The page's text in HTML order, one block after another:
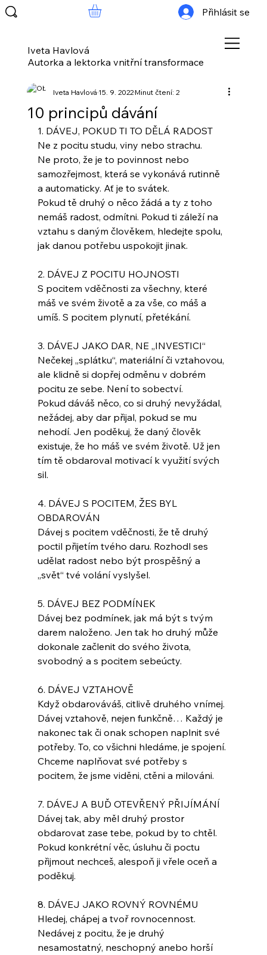
Iveta Havlová
Autorka a lektorka vnitřní transformace
Přihlásit se
10 principů dávání
Iveta Havlová15. 9. 2022Minut čtení: 2
1. DÁVEJ, POKUD TI TO DĚLÁ RADOST
Ne z pocitu studu, viny nebo strachu.
Ne proto, že je to povinnost nebo
samozřejmost, která se vykonává rutinně
a automaticky. Ať je to svátek.
Pokud tě druhý o něco žádá a ty z toho
nemáš radost, odmítni. Pokud ti záleží na
vztahu s daným člověkem, hledejte spolu,
jak danou potřebu uspokojit jinak.
2. DÁVEJ Z POCITU HOJNOSTI
S pocitem vděčnosti za všechny, které
máš ve svém životě a za vše, co máš a
umíš. S pocitem plynutí, přetékání.
3. DÁVEJ JAKO DAR, NE „INVESTICI“
Nečekej „splátku“, materiální či vztahovou,
ale klidně si dopřej odměnu v dobrém
pocitu ze sebe. Není to sobectví.
Pokud dáváš něco, co si druhý nevyžádal,
nežádej, aby dar přijal, pokud se mu
nehodí. Jen poděkuj, že daný člověk
existuje, že ho máš ve svém životě. Už jen
tím tě obdaroval motivací k využití svých
sil.
4. DÁVEJ S POCITEM, ŽES BYL
OBDAROVÁN
Dávej s pocitem vděčnosti, že tě druhý
poctil přijetím tvého daru. Rozhodl ses
udělat radost nebo být prospěšný a
„svět“ tvé volání vyslyšel.
5. DÁVEJ BEZ PODMÍNEK
Dávej bez podmínek, jak má být s tvým
darem naloženo. Jen tak ho druhý může
dokonale začlenit do svého života,
svobodný a s pocitem sebeúcty.
6. DÁVEJ VZTAHOVĚ
Když obdarováváš, citlivě druhého vnímej.
Dávej vztahově, nejen funkčně… Každý je
nakonec tak či onak schopen naplnit své
potřeby. To, co všichni hledáme, je spojení.
Chceme naplňovat své potřeby s
pocitem, že jsme viděni, ctěni a milováni.
7. DÁVEJ A BUĎ OTEVŘENÝ PŘIJÍMÁNÍ
Dávej tak, aby měl druhý prostor
obdarovat zase tebe, pokud by to chtěl.
Pokud konkrétní věc, úsluhu či poctu
přijmout nechceš, alespoň ji vřele oceň a
poděkuj.
8. DÁVEJ JAKO ROVNÝ ROVNÉMU
Hledej, chápej a tvoř rovnocennost.
Nedávej z pocitu, že je druhý
nesamostatný, neschopný anebo horší